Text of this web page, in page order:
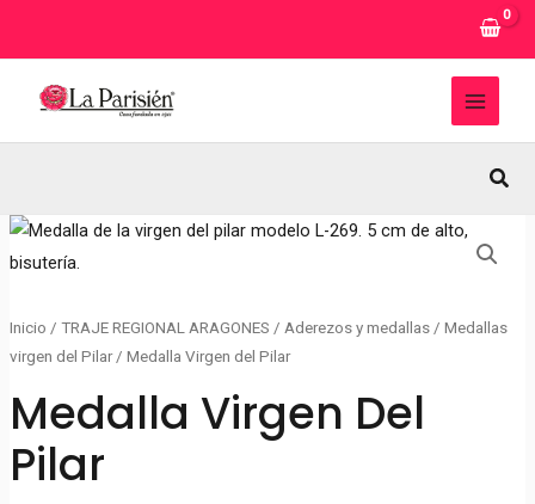
MAIN
Inicio / TRAJE REGIONAL ARAGONES / Aderezos y medallas/ Medallas
virgen del Pilar/ Medalla Virgen del Pilar
Medalla Virgen Del
Pilar